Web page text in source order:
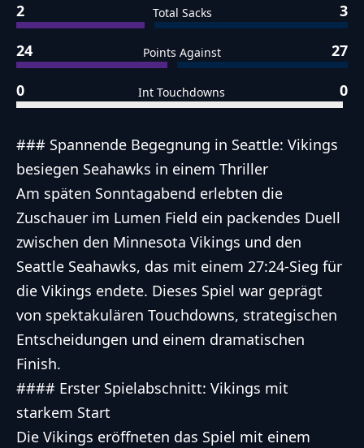
2 Total Sacks 3
24 Points Against 27
0 Int Touchdowns 0
### Spannende Begegnung in Seattle: Vikings
besiegen Seahawks in einem Thriller
Am späten Sonntagabend erlebten die
Zuschauer im Lumen Field ein packendes Duell
zwischen den Minnesota Vikings und den
Seattle Seahawks, das mit einem 27:24-Sieg für
die Vikings endete. Dieses Spiel war geprägt
von spektakulären Touchdowns, strategischen
Entscheidungen und einem dramatischen
Finish.
#### Erster Spielabschnitt: Vikings mit
starkem Start
Die Vikings eröffneten das Spiel mit einem